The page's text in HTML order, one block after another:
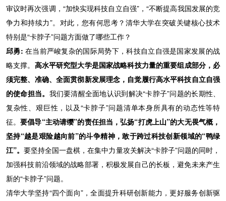
审议时再次强调，“加快实现科技自立自强”，“不断提高我国发展的竞
争力和持续力”。对此，您有何思考？清华大学在突破关键核心技术
特别是“卡脖子”问题方面做了哪些工作？
邱勇: 在当前严峻复杂的国际局势下，科技自立自强是国家发展的战
略支撑。 高水平研究型大学是国家战略科技力量的重要组成部分，必
须完整、准确、全面贯彻新发展理念，自觉履行高水平科技自立自强
的使命担当。 我们要清醒全面地认识到解决“卡脖子”问题的长期性、
复杂性、艰巨性，以及“卡脖子”问题清单本身所具有的动态性等特
征。要倡导“主动请缨”的责任担当，弘扬“打虎上山”的大无畏气概，
坚持“越是艰险越向前”的斗争精神，敢于跨过科技创新领域的“鸭绿
江”。要坚持全国一盘棋，在集中力量攻关解决“卡脖子”问题的同时，
加强科技前沿领域的战略部署，积极发展自己的长板，避免未来产生
新的“卡脖子”问题。
清华大学坚持“四个面向”，全面提升科研创新能力，更好服务创新驱